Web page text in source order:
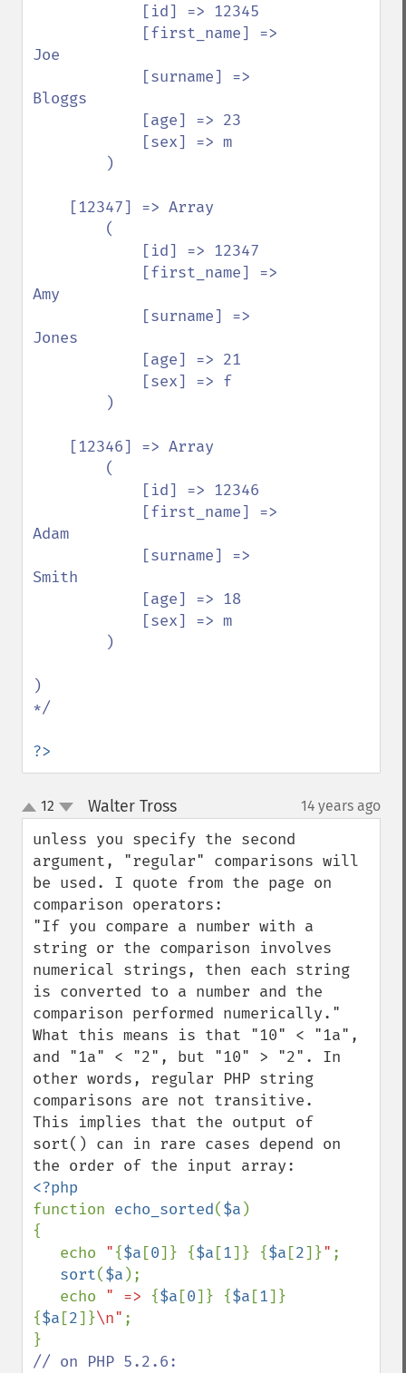
Joe
Bloggs
Amy
Jones
Adam
Smith
)
*/
?>
up
down
12 Walter Tross¶ 14 years ago
unless you specify the second
argument, "regular" comparisons will
be used. I quote from the page on
comparison operators:
"If you compare a number with a
string or the comparison involves
numerical strings, then each string
is converted to a number and the
comparison performed numerically."
What this means is that "10" < "1a",
and "1a" < "2", but "10" > "2". In
other words, regular PHP string
comparisons are not transitive.
This implies that the output of
sort() can in rare cases depend on
function echo_sorted($a )
{
   echo
"{$a [0]} {$a [1]} {$a [2]}" ;
sort($a );
   echo
" => {$a [0]} {$a [1]}
{$a [2]}\n" ;